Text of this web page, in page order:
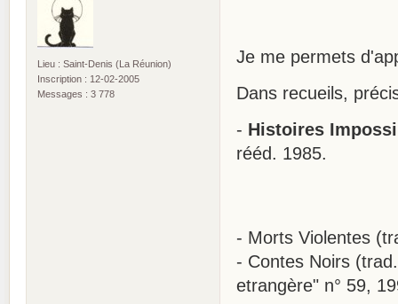
Lieu : Saint-Denis (La Réunion)
Inscription : 12-02-2005
Messages : 3 778
Je me permets
Dans recueils,
- Histoires
rééd. 1985.
- Morts Violentes
- Contes Noirs
etrangère" n° 59,